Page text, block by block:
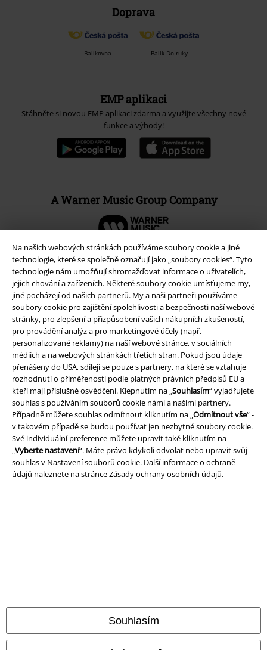
Na našich webových stránkách používáme soubory cookie a jiné
technologie, které se společně označují jako „soubory cookies“. Tyto
technologie nám umožňují shromažďovat informace o uživatelích,
jejich chování a zařízeních. Některé soubory cookie umísťujeme my,
jiné pocházejí od našich partnerů. My a naši partneři používáme
soubory cookie pro zajištění spolehlivosti a bezpečnosti naší webové
stránky, pro zlepšení a přizpůsobení vašich nákupních zkušeností,
pro provádění analýz a pro marketingové účely (např.
personalizované reklamy) na naší webové stránce, v sociálních
médiích a na webových stránkách třetích stran. Pokud jsou údaje
přenášeny do USA, sdílejí se pouze s partnery, na které se vztahuje
rozhodnutí o přiměřenosti podle platných právních předpisů EU a
kteří mají příslušné osvědčení. Klepnutím na „Souhlasím“ vyjadřujete
souhlas s používáním souborů cookie námi a našimi partnery.
Případně můžete souhlas odmítnout kliknutím na „Odmítnout vše“ -
v takovém případě se budou používat jen nezbytné soubory cookie.
Své individuální preference můžete upravit také kliknutím na
„Vyberte nastavení“. Máte právo kdykoli odvolat nebo upravit svůj
souhlas v Nastavení souborů cookie. Další informace o ochraně
údajů naleznete na stránceZásady ochrany osobních údajů.
Souhlasím
Doprava
Balíkovna Balík Do ruky
EMP aplikaci
Stáhněte si novou EMP aplikaci zdarma a využijte všechny nové
funkce a výhody!
A Warner Music Group Company
Právní informace
Podmínky
Prohlášení
Ochrana osobních údajů
Likvidace odpadu a ochrana životního prostředí
Všechny ceny jsou včetně DPH, bezpoštovného a balného
© 1986-2026 EMP Merchandising